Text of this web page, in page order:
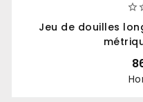

Jeu de douilles